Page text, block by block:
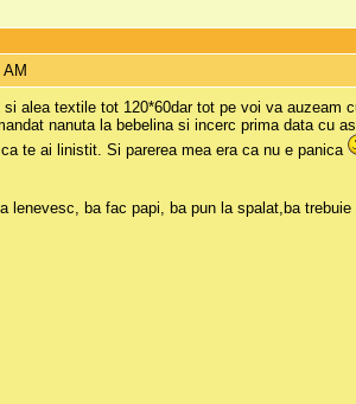
alea textile tot 120*60dar tot pe voi va auzeam
nanuta la bebelina si incerc prima data cu
te ai linistit. Si parerea mea era ca nu e panica
lenevesc, ba fac papi, ba pun la spalat,ba